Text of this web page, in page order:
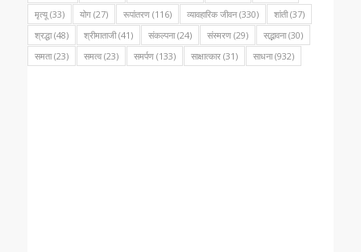
मृत्यू(33) योग(27) रूपांतरण(116) व्यावहारिक जीवन(330) शांती(37)
श्रद्धा(48) श्रीमाताजी(41) संकल्पना(24) संस्मरण(29) सद्भावना(30)
समता(23) समत्व(23) समर्पण(133) साक्षात्कार(31) साधना(932)